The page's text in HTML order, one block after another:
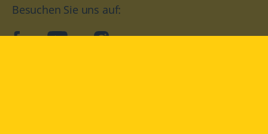
Besuchen Sie uns auf:
facebookYouTube Instagram